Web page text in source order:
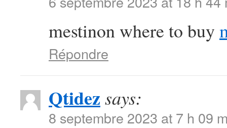
mestinon where to buy
Répondre
Qtidez says:
8 septembre 2023 at 7 h 09